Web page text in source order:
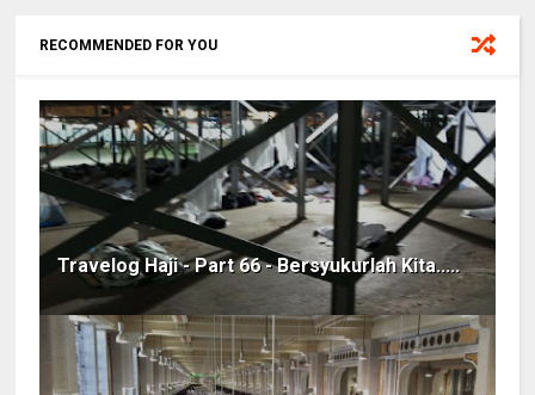
RECOMMENDED FOR YOU
Travelog Haji - Part 66 - Bersyukurlah Kita.....